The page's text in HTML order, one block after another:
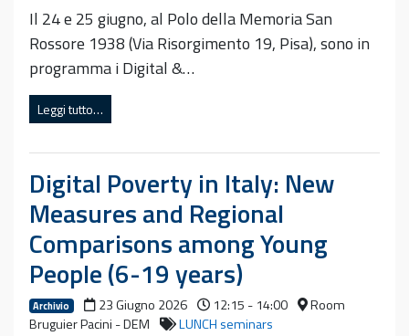
Il 24 e 25 giugno, al Polo della Memoria San
Rossore 1938 (Via Risorgimento 19, Pisa), sono in
programma i Digital &…
Leggi tutto…
Digital Poverty in Italy: New
Measures and Regional
Comparisons among Young
People (6-19 years)
Archivio 23 Giugno 2026 12:15 - 14:00
Room
Bruguier Pacini - DEM
LUNCH seminars